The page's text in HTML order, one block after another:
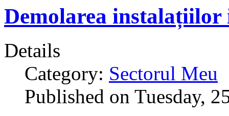
Demolarea instalațiilor
Details
Category: Sectorul Meu
Published on Tuesday,